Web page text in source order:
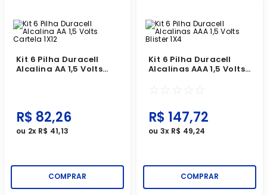
Kit 6 Pilha Duracell
Alcalina AA 1,5 Volts
R$ 82,26
ou 2x R$ 41,13
COMPRAR
Kit 6 Pilha Duracell
Alcalinas AAA 1,5 Volts
☆ ☆ ☆ ☆ ☆
R$ 147,72
ou 3x R$ 49,24
COMPRAR